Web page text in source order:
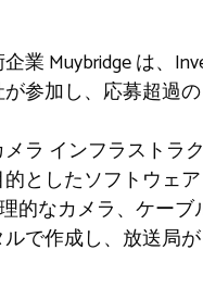
業 Muybridge は、
参加し、応募超過
ラ インフラストラ
としたソフトウェ
的なカメラ、ケー
で作成し、放送局